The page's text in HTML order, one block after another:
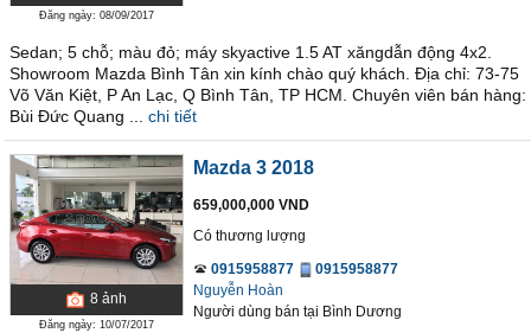
Đăng ngày: 08/09/2017
Sedan; 5 chỗ; màu đỏ; máy skyactive 1.5 AT xăngdẫn động 4x2.
Showroom Mazda Bình Tân xin kính chào quý khách. Địa chỉ: 73-75
Võ Văn Kiệt, P An Lạc, Q Bình Tân, TP HCM. Chuyên viên bán hàng:
Bùi Đức Quang ...
chi tiết
8 ảnh
Đăng ngày: 10/07/2017
Mazda 3 2018
659,000,000 VND
Có thương lượng
0915958877
0915958877
Nguyễn Hoàn
Người dùng bán tại Bình Dương